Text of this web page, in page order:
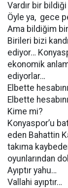
Vardır bir
Öyle ya, gece
Ama bildiğim
Birileri bizi
ediyor…
ekonomik
ediyorlar…
Elbette
Elbette
Kime mi?
Konyaspor’u
eden Bahattin
takıma
oyunlarından
Ayıptır yahu…
Vallahi ayıptır…